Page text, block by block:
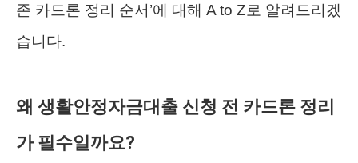
존 카드론 정리 순서’에 대해 A to Z로 알려드리겠
습니다.
왜 생활안정자금대출 신청 전 카드론 정리
가 필수일까요?